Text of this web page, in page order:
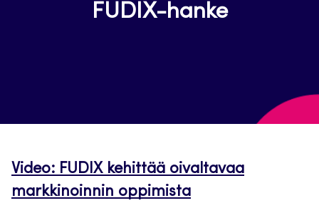
FUDIX-hanke
Video: FUDIX kehittää oivaltavaa
markkinoinnin oppimista